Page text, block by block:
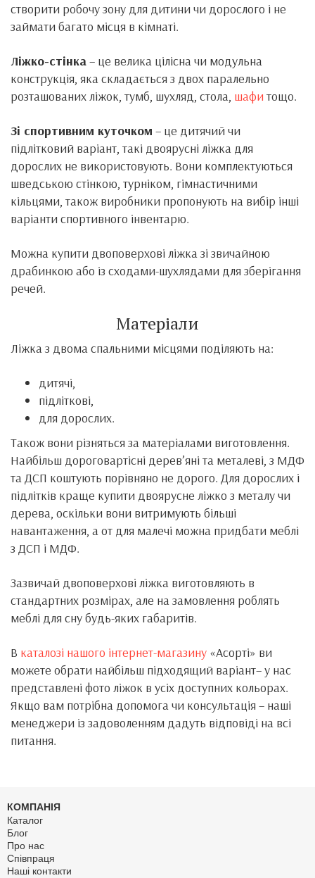
створити робочу зону для дитини чи дорослого і не
займати багато місця в кімнаті.
Ліжко-стінка– це велика цілісна чи модульна
конструкція, яка складається з двох паралельно
розташованих ліжок, тумб, шухляд, стола, шафи тощо.
Зі спортивним куточком – це дитячий чи
підлітковий варіант, такі двоярусні ліжка для
дорослих не використовують. Вони комплектуються
шведською стінкою, турніком, гімнастичними
кільцями, також виробники пропонують на вибір інші
варіанти спортивного інвентарю.
Можна купити двоповерхові ліжка зі звичайною
драбинкою або із сходами-шухлядами для зберігання
речей.
Матеріали
Ліжка з двома спальними місцями поділяють на:
дитячі,
підліткові,
для дорослих.
Також вони різняться за матеріалами виготовлення.
Найбільш дороговартісні дерев’яні та металеві, з МДФ
та ДСП коштують порівняно не дорого. Для дорослих і
підлітків краще купити двоярусне ліжко з металу чи
дерева, оскільки вони витримують більші
навантаження, а от для малечі можна придбати меблі
з ДСП і МДФ.
Зазвичай двоповерхові ліжка виготовляють в
стандартних розмірах, але на замовлення роблять
меблі для сну будь-яких габаритів.
В каталозі нашого інтернет-магазину «Асорті» ви
можете обрати найбільш підходящий варіант– у нас
представлені фото ліжок в усіх доступних кольорах.
Якщо вам потрібна допомога чи консультація – наші
менеджери із задоволенням дадуть відповіді на всі
питання.
КОМПАНІЯ
Каталог
Блог
Про нас
Співпраця
Наші контакти